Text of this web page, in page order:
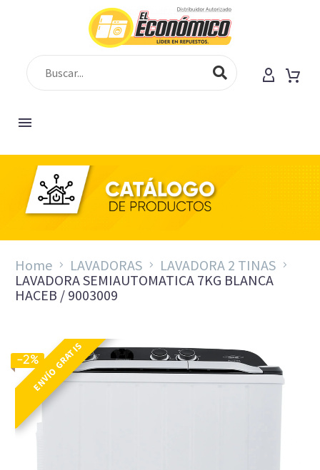
LAV 7 KG SA BL
Home LAVADORAS
LAVADORA 2 TINAS
LAVADORA SEMIAUTOMATICA 7KG BLANCA
HACEB / 9003009
ENVÍO GRATIS
-2%